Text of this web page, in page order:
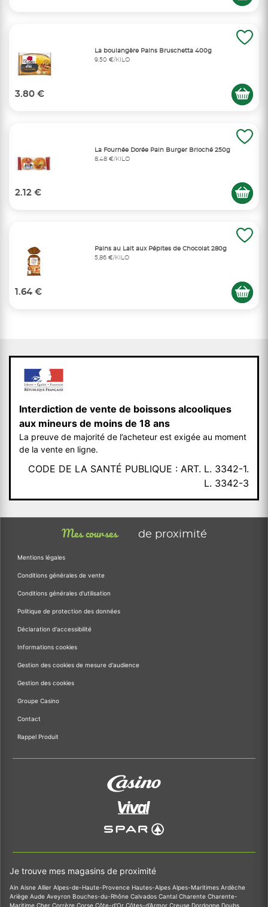
La boulangère Pains Bruschetta 400g
9,50 €/KILO
3.80 €
La Fournée Dorée Pain Burger Brioché 250g
8,48 €/KILO
2.12 €
Pains au Lait aux Pépites de Chocolat 280g
5,86 €/KILO
1.64 €
Interdiction de vente de boissons alcooliques
aux mineurs de moins de 18 ans
La preuve de majorité de l’acheteur est exigée au moment
de la vente en ligne.
CODE DE LA SANTÉ PUBLIQUE : ART. L. 3342-1.
L. 3342-3
Mes courses de proximité
Mentions légales
Conditions générales de vente
Conditions générales d'utilisation
Politique de protection des données
Déclaration d'accessibilité
Informations cookies
Gestion des cookies de mesure d'audience
Gestion des cookies
Groupe Casino
Contact
Rappel Produit
Je trouve mes magasins de proximité
Ain Aisne Allier Alpes-de-Haute-Provence Hautes-Alpes Alpes-Maritimes Ardèche
Ariège Aude Aveyron Bouches-du-Rhône Calvados Cantal Charente Charente-
Maritime Cher Corrèze Corse Côte-d'Or Côtes-d'Armor Creuse Dordogne Doubs